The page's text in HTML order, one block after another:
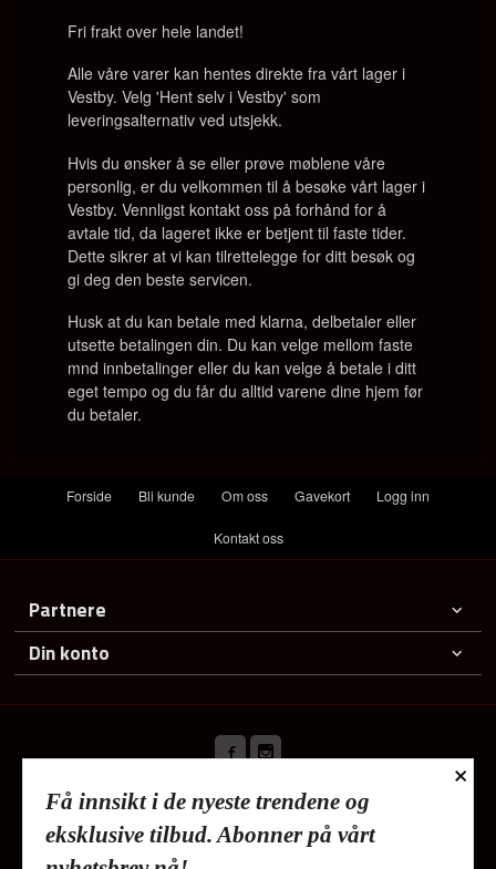
Fri frakt over hele landet!
Alle våre varer kan hentes direkte fra vårt lager i
Vestby. Velg 'Hent selv i Vestby' som
leveringsalternativ ved utsjekk.
Hvis du ønsker å se eller prøve møblene våre
personlig, er du velkommen til å besøke vårt lager i
Vestby. Vennligst kontakt oss på forhånd for å
avtale tid, da lageret ikke er betjent til faste tider.
Dette sikrer at vi kan tilrettelegge for ditt besøk og
gi deg den beste servicen.
Husk at du kan betale med klarna, delbetaler eller
utsette betalingen din. Du kan velge mellom faste
mnd innbetalinger eller du kan velge å betale i ditt
eget tempo og du får du alltid varene dine hjem før
du betaler.
Forside Bli kunde Om oss Gavekort Logg inn
Kontakt oss
Partnere
Din konto
Frakt Kjøpsbetingelser
Sikkerhet og personvern
Nyhetsbrev
×
Få innsikt i de nyeste trendene og
eksklusive tilbud. Abonner på vårt